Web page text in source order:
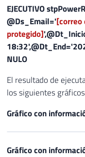
EJECUTIVO
@Ds_Email='[correo
protegido]',
18:32',@Dt_End=
NULO
El resultado de
los siguientes
Gráfico con
Gráfico con